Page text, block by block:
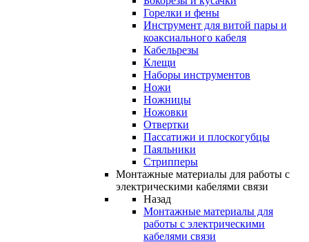
Горелки и фены
Инструмент для витой пары и
коаксиального кабеля
Кабельрезы
Клещи
Наборы инструментов
Ножи
Ножницы
Ножовки
Отвертки
Пассатижи и плоскогубцы
Паяльники
Стрипперы
Монтажные материалы для работы с
электрическими кабелями связи
Назад
Монтажные материалы для
работы с электрическими
кабелями связи